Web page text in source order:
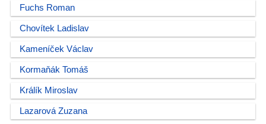
Fuchs Roman
Chovítek Ladislav
Kameníček Václav
Kormaňák Tomáš
Králík Miroslav
Lazarová Zuzana